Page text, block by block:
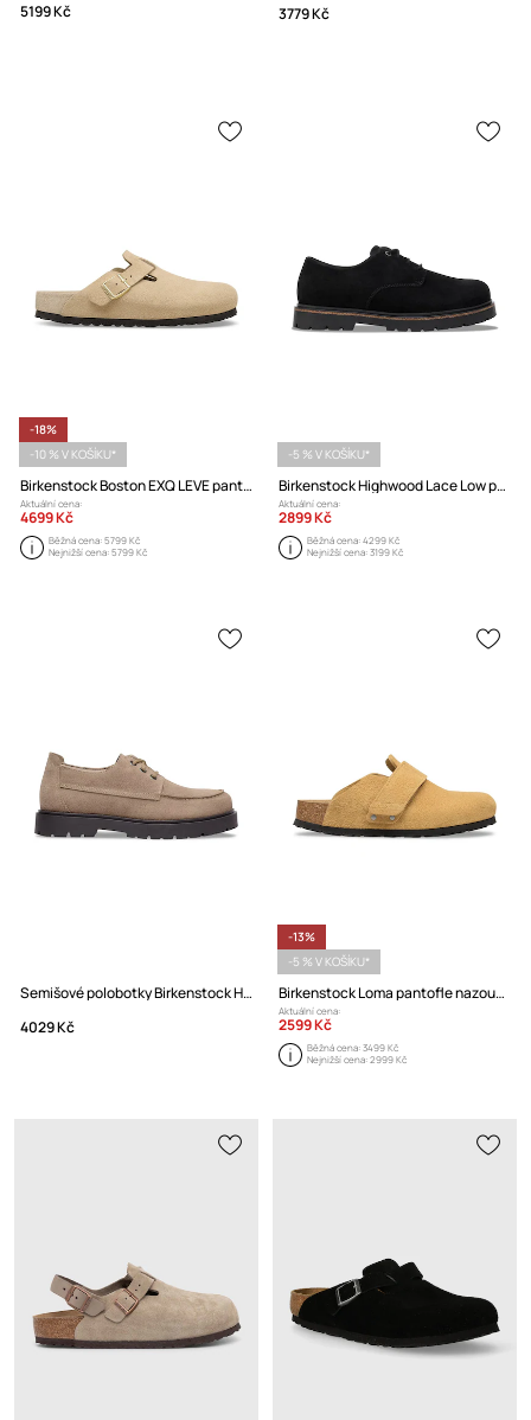
5199 Kč
3779 Kč
-18%
-10 % V KOŠÍKU*
Birkenstock Boston EXQ LEVE pantofle nazouváky pánské semišové
Aktuální cena:
4699 Kč
Běžná cena:5799 Kč
Nejnižší cena:5799 Kč
-5 % V KOŠÍKU*
Birkenstock Highwood Lace Low polobotky pánské semišové na plochém podpatku
Aktuální cena:
2899 Kč
Běžná cena:4299 Kč
Nejnižší cena:3199 Kč
Semišové polobotky Birkenstock Highwood Moc Lace Low
4029 Kč
-13%
-5 % V KOŠÍKU*
Birkenstock Loma pantofle nazouváky pánské semišové
Aktuální cena:
2599 Kč
Běžná cena:3499 Kč
Nejnižší cena:2999 Kč